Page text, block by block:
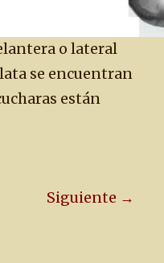
o lateral
se encuentran
están
Siguiente →